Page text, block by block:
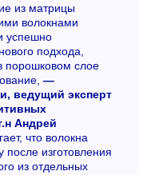
из матрицы
волокнами
успешно
подхода,
порошковом слое
—
ведущий эксперт
Андрей
что волокна
изготовления
из отдельных